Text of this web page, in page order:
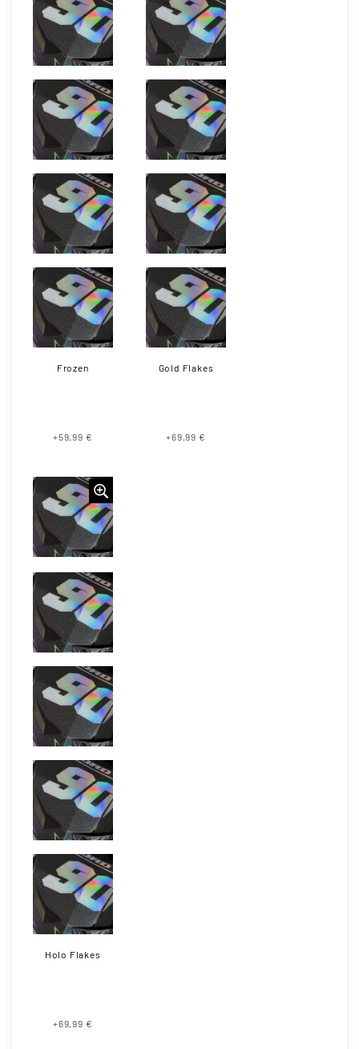
Frozen
+59,99 €
Gold Flakes
+69,99 €
Holo Flakes
+69,99 €